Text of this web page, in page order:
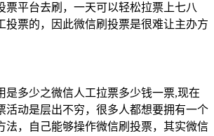
票平台去刷，一天可以轻松拉票上七八
投票的，因此微信刷投票是很难让主办方
多少之微信人工拉票多少钱一票,现在
活动是层出不穷，很多人都想要拥有一个
法，自己能够操作微信刷投票，其实微信